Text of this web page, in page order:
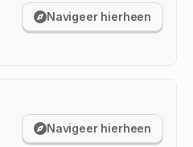
Navigeer hierheen
Navigeer hierheen